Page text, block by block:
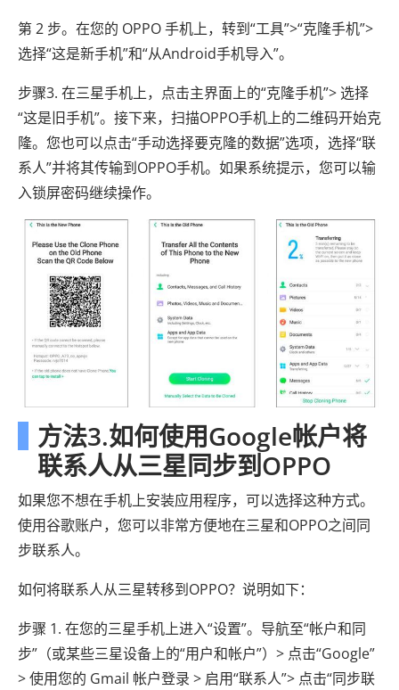
第 2 步。在您的 OPPO 手机上，转到“工具”>“克隆手机”>
选择“这是新手机”和“从Android手机导入”。
步骤3. 在三星手机上，点击主界面上的“克隆手机”> 选择
“这是旧手机”。接下来，扫描OPPO手机上的二维码开始克
隆。您也可以点击“手动选择要克隆的数据”选项，选择“联
系人”并将其传输到OPPO手机。如果系统提示，您可以输
入锁屏密码继续操作。
方法3.如何使用Google帐户将
联系人从三星同步到OPPO
如果您不想在手机上安装应用程序，可以选择这种方式。
使用谷歌账户，您可以非常方便地在三星和OPPO之间同
步联系人。
如何将联系人从三星转移到OPPO？说明如下：
步骤 1. 在您的三星手机上进入“设置”。导航至“帐户和同
步”（或某些三星设备上的“用户和帐户”）> 点击“Google”
> 使用您的 Gmail 帐户登录 > 启用“联系人”> 点击“同步联